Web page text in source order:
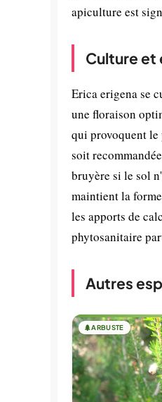
apiculture est
Culture et
Erica erigena se
une floraison
qui provoquent le
soit
bruyère si le sol
maintient la
les apports de
phytosanitaire
Autres
🌲ARBUSTE